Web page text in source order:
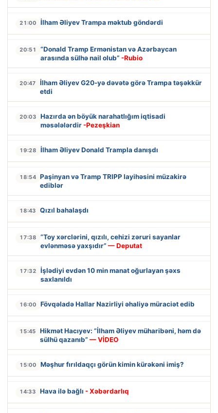
21:00 İlham Əliyev Trampa məktub göndərdi
20:51
“Donald Tramp Ermənistan və Azərbaycan
arasında sülhə nail olub” -Rubio
20:47
İlham Əliyev G20-yə dəvətə görə Trampa təşəkkür
etdi
20:03
Hazırda ən böyük narahatlığım iqtisadi
məsələlərdir -Pezeşkian
19:28 İlham Əliyev Donald Trampla danışdı
18:54 Paşinyan və Tramp TRIPP layihəsini müzakirə
ediblər
18:43 Qızıl bahalaşdı
17:38
“Toy xərclərini, qızılı, cehizi zəruri sayanlar
evlənməsə yaxşıdır” — Deputat
17:32
İşlədiyi evdən 10 min manat oğurlayan şəxs
saxlanıldı
16:00 Fövqəladə Hallar Nazirliyi əhaliyə müraciət edib
15:45
Hikmət Hacıyev: “İlham Əliyev müharibəni, həm də
sülhü qazanıb” — VİDEO
15:00 Məşhur fırıldaqçı görün kimin kürəkəni imiş?
14:33 Hava ilə bağlı - Xəbərdarlıq